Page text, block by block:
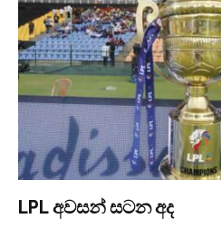
LPL අවසන් සටන අද